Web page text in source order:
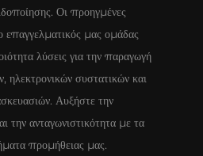
Οι προηγμένες
επαγγελματικός μας ομάδας
λύσεις για την παραγωγή
ηλεκτρονικών συστατικών και
Αυξήστε την
την ανταγωνιστικότητα με τα
προμήθειας μας.